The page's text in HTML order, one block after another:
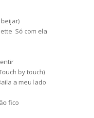
beijar)
 Só com ela
by touch)
a meu lado
fico